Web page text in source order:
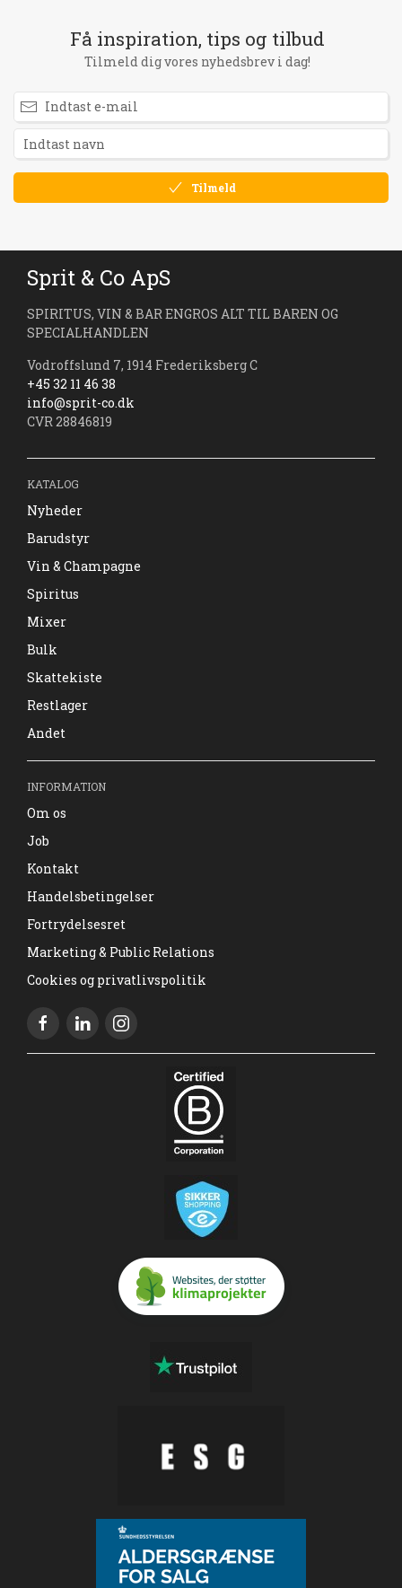
Få inspiration, tips og tilbud
Tilmeld dig vores nyhedsbrev i dag!
Tilmeld
Sprit & Co ApS
SPIRITUS, VIN & BAR ENGROS ALT TIL BAREN OG
SPECIALHANDLEN
Vodroffslund 7, 1914 Frederiksberg C
+45 32 11 46 38
info@sprit-co.dk
CVR 28846819
KATALOG
Nyheder
Barudstyr
Vin & Champagne
Spiritus
Mixer
Bulk
Skattekiste
Restlager
Andet
INFORMATION
Om os
Job
Kontakt
Handelsbetingelser
Fortrydelsesret
Marketing & Public Relations
Cookies og privatlivspolitik